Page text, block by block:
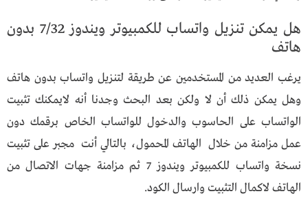
هل يمكن تنزيل واتساب للكمبيوتر ويندوز 7/32 بدون
هاتف
يرغب العديد من المستخدمين عن طريقة لتنزيل واتساب بدون هاتف
وهل يمكن ذلك أن لا ولكن بعد البحث وجدنا أنه لايمكنك تثبيت
الواتساب على الحاسوب والدخول للواتساب الخاص برقمك دون
عمل مزامنة من خلال الهاتف المحمول، بالتالي أنت مجبر على تثبيت
نسخة واتساب للكمبيوتر ويندوز 7 ثم مزامنة جهات الاتصال من
الهاتف لاكمال التثبيت وارسال الكود.